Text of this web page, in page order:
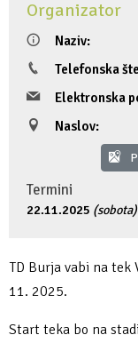
Organizator
Naziv:
Telefonska
Elektronska
Naslov:
Termini
22.11.2025 (sobota)
TD Burja vabi na tek
11. 2025.
Start teka bo na
Fotogalerija
Ideja za izlet
Raziskuj Vipavo s
Zasebno doživetje lova
Pomembni kontakti
Pogosta vprašanja
Zelena Vipava
Trajnostna mobilnost